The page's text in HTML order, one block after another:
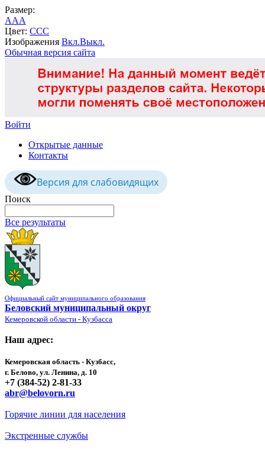
Размер:
AAA
Цвет: CCC
Изображения Вкл.Выкл.
Обычная версия сайта
Войти
Открытые данные
Контакты
Версия для слабовидящих
Поиск
Все результаты
Официальный сайт муниципального образования
Беловский муниципальный округ
Кемеровской области - Кузбасса
Наш адрес:
Кемеровская область - Кузбасс,
г. Белово, ул. Ленина, д. 10
+7 (384-52) 2-81-33
abr@belovorn.ru
Горячие линии для населения
Экстренные службы